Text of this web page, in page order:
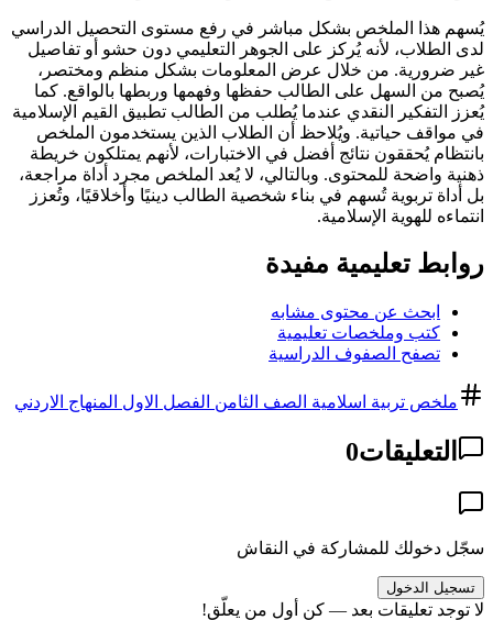
يُسهم هذا الملخص بشكل مباشر في رفع مستوى التحصيل الدراسي
لدى الطلاب، لأنه يُركز على الجوهر التعليمي دون حشو أو تفاصيل
غير ضرورية. من خلال عرض المعلومات بشكل منظم ومختصر،
يُصبح من السهل على الطالب حفظها وفهمها وربطها بالواقع. كما
يُعزز التفكير النقدي عندما يُطلب من الطالب تطبيق القيم الإسلامية
في مواقف حياتية. ويُلاحظ أن الطلاب الذين يستخدمون الملخص
بانتظام يُحققون نتائج أفضل في الاختبارات، لأنهم يمتلكون خريطة
ذهنية واضحة للمحتوى. وبالتالي، لا يُعد الملخص مجرد أداة مراجعة،
بل أداة تربوية تُسهم في بناء شخصية الطالب دينيًا وأخلاقيًا، وتُعزز
انتماءه للهوية الإسلامية.
روابط تعليمية مفيدة
ابحث عن محتوى مشابه
كتب وملخصات تعليمية
تصفح الصفوف الدراسية
ملخص تربية اسلامية الصف الثامن الفصل الاول المنهاج الاردني
التعليقات0
سجّل دخولك للمشاركة في النقاش
تسجيل الدخول
لا توجد تعليقات بعد — كن أول من يعلّق!